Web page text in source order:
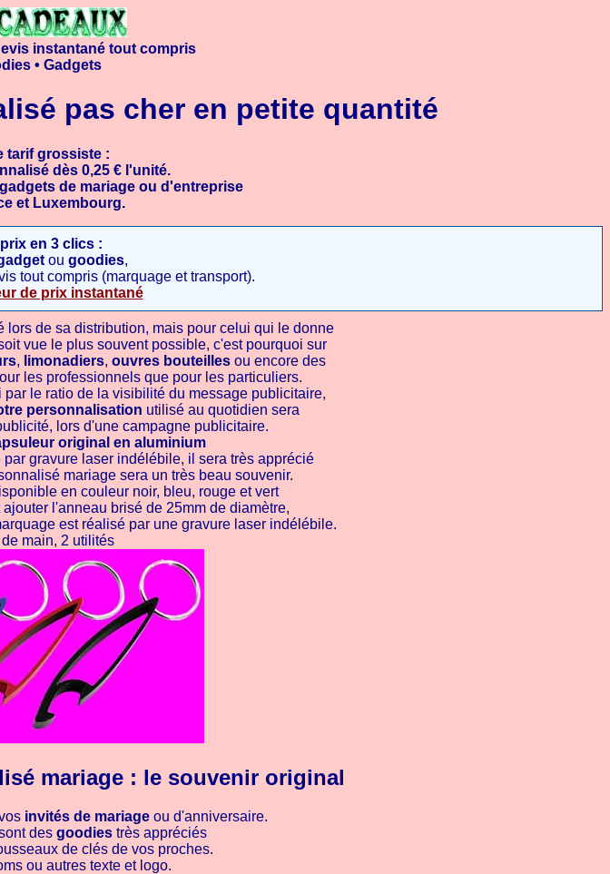
instantané tout compris
• Gadgets
pas cher en petite quantité
tarif grossiste :
dès 0,25 € l'unité.
de mariage ou d'entreprise
et Luxembourg.
en 3 clics :
ou goodies,
tout compris (marquage et transport).
de prix instantané
lors de sa distribution, mais pour celui qui le donne
vue le plus souvent possible, c'est pourquoi sur
, limonadiers, ouvres bouteillesou encore des
les professionnels que pour les particuliers.
le ratio de la visibilité du message publicitaire,
personnalisation utilisé au quotidien sera
lors d'une campagne publicitaire.
original en aluminium
gravure laser indélébile, il sera très apprécié
mariage sera un très beau souvenir.
en couleur noir, bleu, rouge et vert
l'anneau brisé de 25mm de diamètre,
est réalisé par une gravure laser indélébile.
main, 2 utilités
mariage : le souvenir original
invités de mariageou d'anniversaire.
des goodiestrès appréciés
de clés de vos proches.
ou autres texte et logo.